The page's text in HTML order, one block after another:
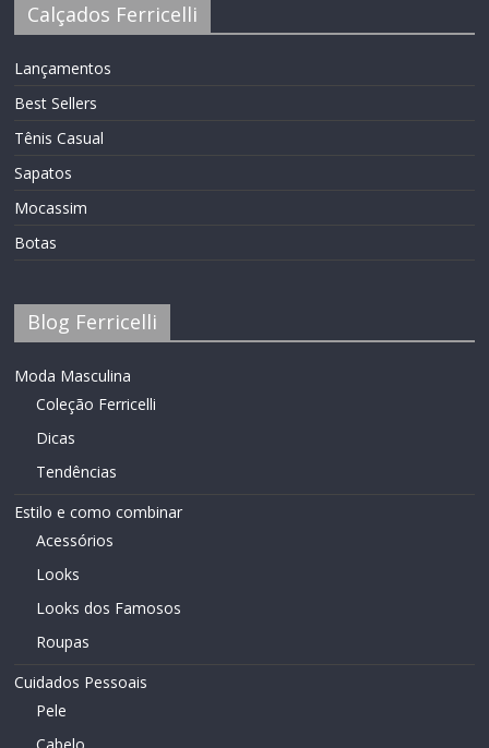
Calçados Ferricelli
Lançamentos
Best Sellers
Tênis Casual
Sapatos
Mocassim
Botas
Blog Ferricelli
Moda Masculina
Coleção Ferricelli
Dicas
Tendências
Estilo e como combinar
Acessórios
Looks
Looks dos Famosos
Roupas
Cuidados Pessoais
Pele